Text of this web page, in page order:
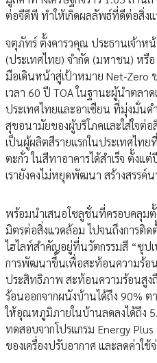
ต่อจีดีพี ทำให้เกิดผลลัพธ์ที่ดีต่อสิ่งแ
จตุภัทร์ ตั้งคารวคุณ ประธานเจ้าห
(ประเทศไทย) จำกัด (มหาชน) หรือ
มือเดินหน้าสู่เป้าหมาย Net-Zero
เวลา 60 ปี TOA ในฐานะผู้นำตลา
ประเทศไทยและอาเซียน ที่มุ่งมั่นด
สุขอนามัยของผู้บริโภคและใส่ใจต่อ
เป็นผู้ผลิตสีรายแรกในประเทศไทย
ตะกั่ว ในสีทาอาคารได้สำเร็จ ตั้ง
เรายังคงไม่หยุดพัฒนา สร้างสรรค์
พร้อมนำเสนอโซลูชั่นที่ครอบคลุมตั้
มิตรต่อสิ่งแวดล้อม ไปจนถึงการติ
ไฮไลท์สำคัญอยู่ที่นวัตกรรมสี “ซุปเ
การพัฒนาขึ้นเพื่อสะท้อนความร้อ
ประสิทธิภาพ สะท้อนความร้อนสูง
ร้อนออกจากผนังบ้านได้ถึง 90% ต
ให้อุณหภูมิภายในบ้านลดลงได้ถึง
ทดสอบจากโปรแกรม Energy
ของเครื่องปรับอากาศ และลดค่าใช้